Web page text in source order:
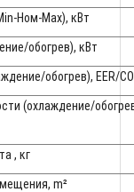
Ном-Max), кВт
обогрев), кВт
обогрев), EER/
(охлаждение/
, кг
m²